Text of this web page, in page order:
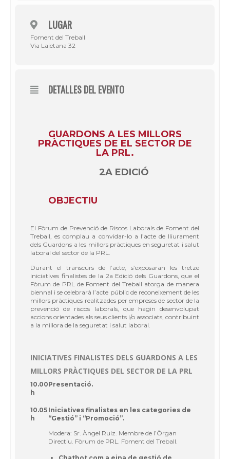
LUGAR
Foment del Treball
Via Laietana 32
DETALLES DEL EVENTO
GUARDONS A LES MILLORS
PRÀCTIQUES DE EL SECTOR DE
LA PRL.
2A EDICIÓ
OBJECTIU
El Fòrum de Prevenció de Riscos Laborals de Foment del
Treball, es complau a convidar-lo a l’acte de lliurament
dels Guardons a les millors pràctiques en seguretat i salut
laboral del sector de la PRL.
Durant el transcurs de l’acte, s’exposaran les tretze
iniciatives finalistes de la 2a Edició dels Guardons, que el
Fòrum de PRL de Foment del Treball atorga de manera
biennal i se celebrarà l’acte públic de reconeixement de les
millors pràctiques realitzades per empreses de sector de la
prevenció de riscos laborals, que hagin desenvolupat
accions orientades als seus clients i/o associats, contribuint
a la millora de la seguretat i salut laboral.
INICIATIVES FINALISTES DELS GUARDONS A LES
MILLORS PRÀCTIQUES DEL SECTOR DE LA PRL
10.00
h
Presentació.
10.05
h
Iniciatives finalistes en les categories de
“Gestió” i “Promoció”.
Modera: Sr. Àngel Ruiz. Membre de l’Òrgan
Directiu. Fòrum de PRL. Foment del Treball.